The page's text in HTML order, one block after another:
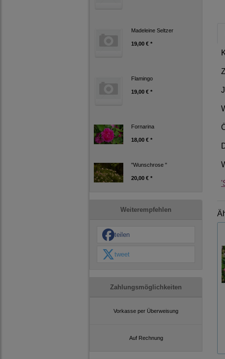
Madeleine Seltzer
19,00 € *
Flamingo
19,00 € *
Fornarina
18,00 € *
"Wunschrose "
20,00 € *
Weiterempfehlen
teilen
tweet
Zahlungsmöglichkeiten
Vorkasse per Überweisung
Auf Rechnung